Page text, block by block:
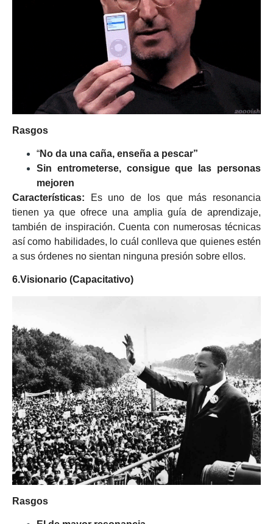
Rasgos
“No da una caña, enseña a pescar”
Sin entrometerse, consigue que las personas
mejoren
Características:
Es uno de los que más resonancia
tienen ya que ofrece una amplia guía de aprendizaje,
también de inspiración. Cuenta con numerosas técnicas
así como habilidades, lo cuál conlleva que quienes estén
a sus órdenes no sientan ninguna presión sobre ellos.
6.Visionario (Capacitativo)
Rasgos